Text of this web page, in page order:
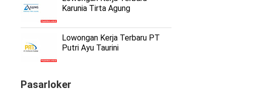
Karunia Tirta Agung
Lowongan Kerja Terbaru PT
Putri Ayu Taurini
Pasarloker